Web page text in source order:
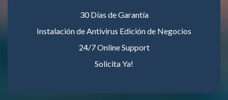
30 Días de Garantía
Instalación de Antivirus Edición de Negocios
24/7 Online Support
Solicita Ya!